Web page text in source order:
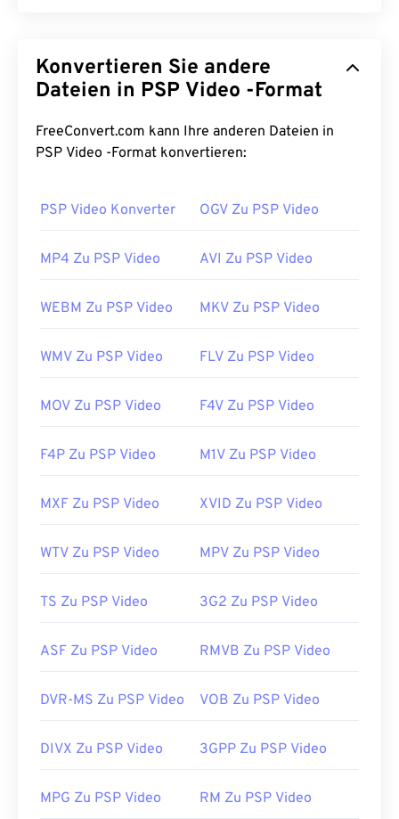
Telecommunications System) der dritten
Generation (3G), einemGSM-Standard (Global
Mobilfunktechnologie ist, ermöglicht das 3GP-
Format Mobiltelefonen in UMTS-Netzen die
Hochgeschwindigkeitsverbindungen.
Wie öffnet man eine 3GP-Datei?
AppleQuickTime . Und obwohl 3GP für Mobilgeräte
den meisten Betriebssystemen, einschließlich
3GP ist ein flexibles Dateiformat, das Untertitel
keine interaktiven Menüs, ist aber mit kostenlosen
Unterstützung bieten. Ein Beispiel istAutoGK
in MP4.
Entwickelt von:
3rd Generation Partnership
Erstveröffentlichung:
1997
https://en.wikipedia.org/wiki/3GP_and_3G2
Konvertieren Sie andere
Dateien in PSP Video -Format
FreeConvert.com kann Ihre anderen Dateien in
PSP Video -Format konvertieren:
PSP Video Konverter OGV Zu PSP Video
MP4 Zu PSP Video AVI Zu PSP Video
WEBM Zu PSP Video MKV Zu PSP Video
WMV Zu PSP Video FLV Zu PSP Video
MOV Zu PSP Video F4V Zu PSP Video
F4P Zu PSP Video M1V Zu PSP Video
MXF Zu PSP Video XVID Zu PSP Video
WTV Zu PSP Video MPV Zu PSP Video
TS Zu PSP Video 3G2 Zu PSP Video
ASF Zu PSP Video RMVB Zu PSP Video
DVR-MS Zu PSP Video VOB Zu PSP Video
DIVX Zu PSP Video 3GPP Zu PSP Video
MPG Zu PSP Video RM Zu PSP Video